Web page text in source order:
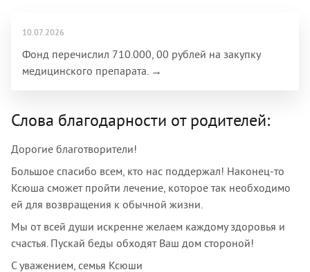
10.07.2026
Фонд перечислил 710.000, 00 рублей на закупку
медицинского препарата. →
Слова благодарности от родителей:
Дорогие благотворители!
Большое спасибо всем, кто нас поддержал! Наконец-то
Ксюша сможет пройти лечение, которое так необходимо
ей для возвращения к обычной жизни.
Мы от всей души искренне желаем каждому здоровья и
счастья. Пускай беды обходят Ваш дом стороной!
С уважением, семья Ксюши